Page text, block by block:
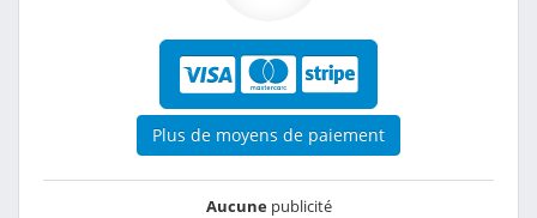
Plus de moyens de paiement
Aucunepublicité